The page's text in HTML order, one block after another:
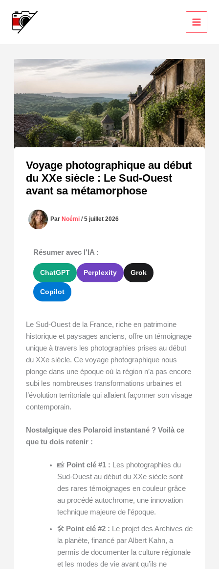
contenu
Voyage photographique au début
du XXe siècle : Le Sud-Ouest
avant sa métamorphose
ParNoémi/5 juillet 2026
Résumer avec l'IA :
ChatGPT Perplexity Grok
Copilot
Le Sud-Ouest de la France, riche en patrimoine
historique et paysages anciens, offre un témoignage
unique à travers les photographies prises au début
du XXe siècle. Ce voyage photographique nous
plonge dans une époque où la région n’a pas encore
subi les nombreuses transformations urbaines et
l’évolution territoriale qui allaient façonner son visage
contemporain.
Nostalgique des Polaroid instantané ? Voilà ce
que tu dois retenir :
📸 Point clé #1 : Les photographies du
Sud-Ouest au début du XXe siècle sont
des rares témoignages en couleur grâce
au procédé autochrome, une innovation
technique majeure de l’époque.
🛠️ Point clé #2 : Le projet des Archives de
la planète, financé par Albert Kahn, a
permis de documenter la culture régionale
et les modes de vie avant qu’ils ne